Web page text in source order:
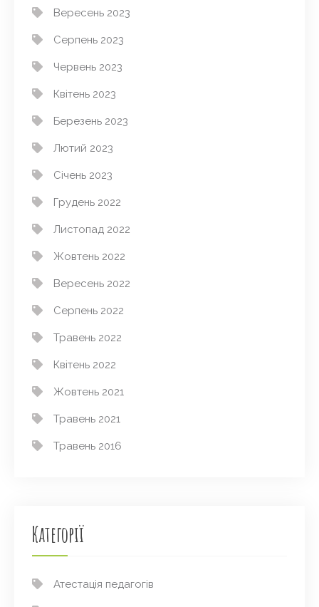
Вересень 2023
Серпень 2023
Червень 2023
Квітень 2023
Березень 2023
Лютий 2023
Січень 2023
Грудень 2022
Листопад 2022
Жовтень 2022
Вересень 2022
Серпень 2022
Травень 2022
Квітень 2022
Жовтень 2021
Травень 2021
Травень 2016
Категорії
Атестація педагогів